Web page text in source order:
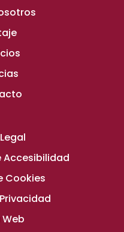
Accesibilidad
Cookies